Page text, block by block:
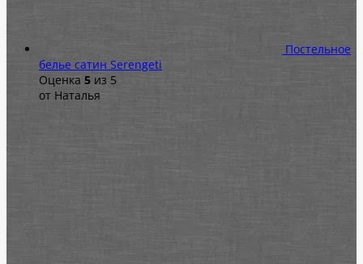
Постельное
белье сатин Serengeti
Оценка 5 из 5
от Наталья